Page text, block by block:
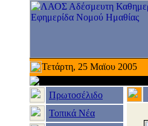
Τετάρτη, 25 Μαϊου 2005
Πρωτοσέλιδο
Τοπικά Νέα